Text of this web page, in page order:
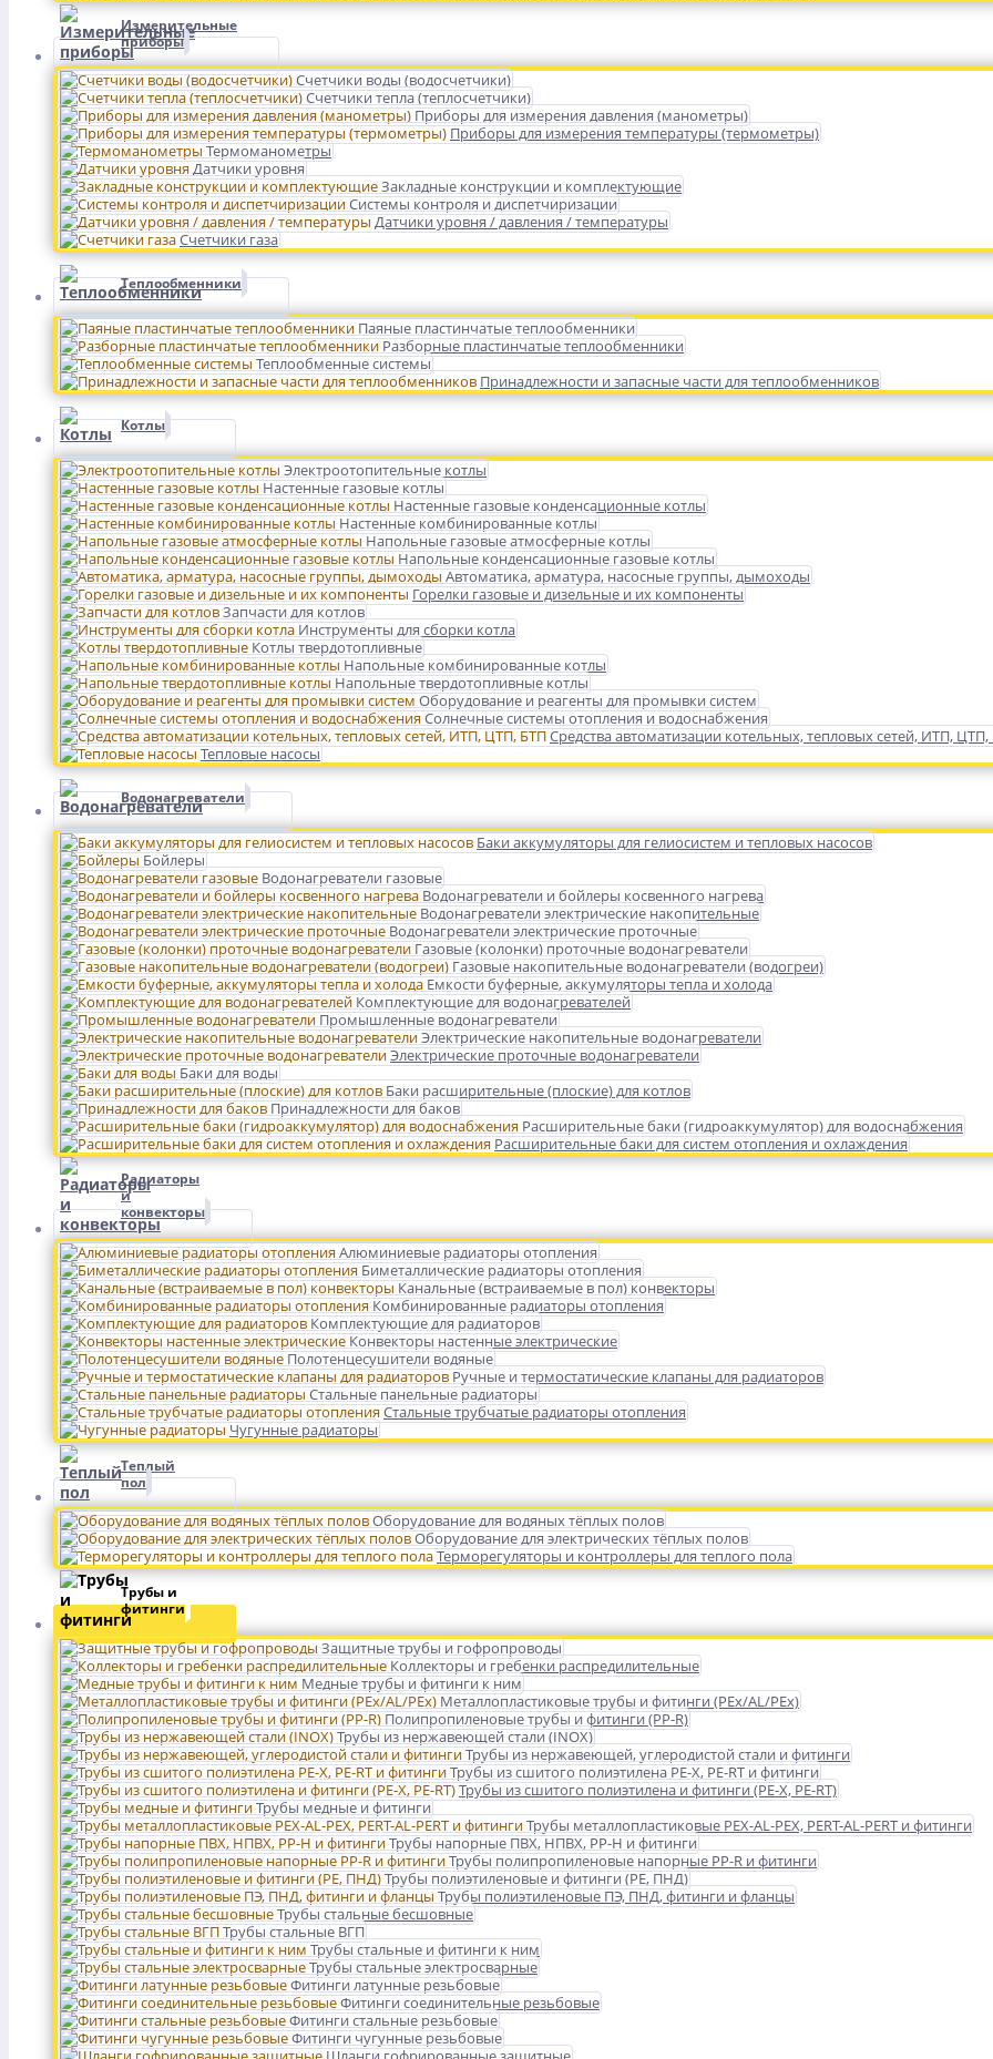
Измерительные
приборы
Счетчики воды (водосчетчики)
Счетчики тепла (теплосчетчики)
Приборы для измерения давления (манометры)
Приборы для измерения температуры (термометры)
Термоманометры
Датчики уровня
Закладные конструкции и комплектующие
Системы контроля и диспетчиризации
Датчики уровня / давления / температуры
Счетчики газа
Теплообменники
Паяные пластинчатые теплообменники
Разборные пластинчатые теплообменники
Теплообменные системы
Принадлежности и запасные части для теплообменников
Котлы
Электроотопительные котлы
Настенные газовые котлы
Настенные газовые конденсационные котлы
Настенные комбинированные котлы
Напольные газовые атмосферные котлы
Напольные конденсационные газовые котлы
Автоматика, арматура, насосные группы, дымоходы
Горелки газовые и дизельные и их компоненты
Запчасти для котлов
Инструменты для сборки котла
Котлы твердотопливные
Напольные комбинированные котлы
Напольные твердотопливные котлы
Оборудование и реагенты для промывки систем
Солнечные системы отопления и водоснабжения
Средства автоматизации котельных, тепловых сетей, ИТП,
Тепловые насосы
Водонагреватели
Баки аккумуляторы для гелиосистем и тепловых насосов
Бойлеры
Водонагреватели газовые
Водонагреватели и бойлеры косвенного нагрева
Водонагреватели электрические накопительные
Водонагреватели электрические проточные
Газовые (колонки) проточные водонагреватели
Газовые накопительные водонагреватели (водогреи)
Емкости буферные, аккумуляторы тепла и холода
Комплектующие для водонагревателей
Промышленные водонагреватели
Электрические накопительные водонагреватели
Электрические проточные водонагреватели
Баки для воды
Баки расширительные (плоские) для котлов
Принадлежности для баков
Расширительные баки (гидроаккумулятор) для водоснабжения
Расширительные баки для систем отопления и охлаждения
Радиаторы
и
конвекторы
Алюминиевые радиаторы отопления
Биметаллические радиаторы отопления
Канальные (встраиваемые в пол) конвекторы
Комбинированные радиаторы отопления
Комплектующие для радиаторов
Конвекторы настенные электрические
Полотенцесушители водяные
Ручные и термостатические клапаны для радиаторов
Стальные панельные радиаторы
Стальные трубчатые радиаторы отопления
Чугунные радиаторы
Теплый
пол
Оборудование для водяных тёплых полов
Оборудование для электрических тёплых полов
Терморегуляторы и контроллеры для теплого пола
Трубы и
фитинги
Защитные трубы и гофропроводы
Коллекторы и гребенки распредилительные
Медные трубы и фитинги к ним
Металлопластиковые трубы и фитинги (PEx/AL/PEx)
Полипропиленовые трубы и фитинги (PP-R)
Трубы из нержавеющей стали (INOX)
Трубы из нержавеющей, углеродистой стали и фитинги
Трубы из сшитого полиэтилена PE-X, PE-RT и фитинги
Трубы из сшитого полиэтилена и фитинги (PE-X, PE-RT)
Трубы медные и фитинги
Трубы металлопластиковые PEX-AL-PEX, PERT-AL-PERT и фитинги
Трубы напорные ПВХ, НПВХ, PP-H и фитинги
Трубы полипропиленовые напорные PP-R и фитинги
Трубы полиэтиленовые и фитинги (PE, ПНД)
Трубы полиэтиленовые ПЭ, ПНД, фитинги и фланцы
Трубы стальные бесшовные
Трубы стальные ВГП
Трубы стальные и фитинги к ним
Трубы стальные электросварные
Фитинги латунные резьбовые
Фитинги соединительные резьбовые
Фитинги стальные резьбовые
Фитинги чугунные резьбовые